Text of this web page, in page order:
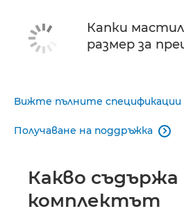
Капки
размер за
Вижте пълните спецификации
Получаване на поддръжка 
Какво съдържа
комплектът